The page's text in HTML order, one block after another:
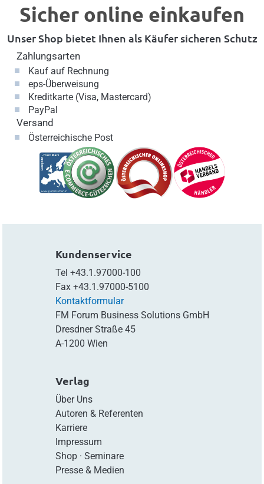
Sicher online einkaufen
Unser Shop bietet Ihnen als Käufer sicheren Schutz
Zahlungsarten
Kauf auf Rechnung
eps-Überweisung
Kreditkarte (Visa, Mastercard)
PayPal
Versand
Österreichische Post
Kundenservice
Tel +43.1.97000-100
Fax +43.1.97000-5100
Kontaktformular
FM Forum Business Solutions GmbH
Dresdner Straße 45
A-1200 Wien
Verlag
Über Uns
Autoren & Referenten
Karriere
Impressum
Shop· Seminare
Presse & Medien